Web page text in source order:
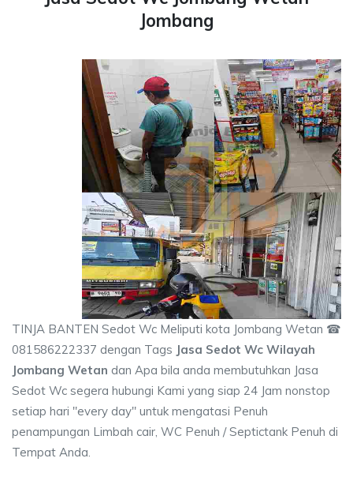
Jombang
TINJA BANTEN Sedot Wc Meliputi kota Jombang Wetan ☎
081586222337 dengan Tags Jasa Sedot Wc Wilayah
Jombang Wetan dan Apa bila anda membutuhkan Jasa
Sedot Wc segera hubungi Kami yang siap 24 Jam nonstop
setiap hari "every day" untuk mengatasi Penuh
penampungan Limbah cair, WC Penuh / Septictank Penuh di
Tempat Anda.